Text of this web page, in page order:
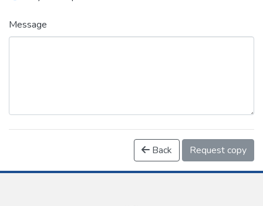
Message
Back Request copy